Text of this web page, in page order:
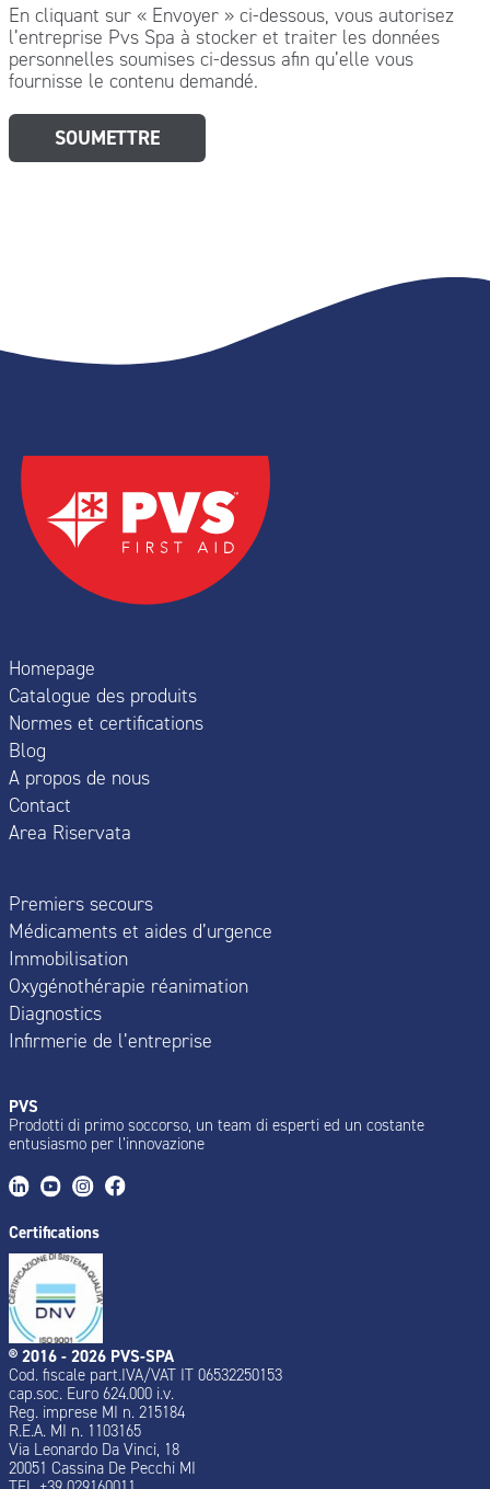
En cliquant sur « Envoyer » ci-dessous, vous autorisez
l’entreprise Pvs Spa à stocker et traiter les données
personnelles soumises ci-dessus afin qu’elle vous
fournisse le contenu demandé.
Homepage
Catalogue des produits
Normes et certifications
Blog
A propos de nous
Contact
Area Riservata
Premiers secours
Médicaments et aides d’urgence
Immobilisation
Oxygénothérapie réanimation
Diagnostics
Infirmerie de l’entreprise
PVS
Prodotti di primo soccorso, un team di esperti ed un costante
entusiasmo per l’innovazione
Certifications
® 2016 - 2026 PVS-SPA
Cod. fiscale part.IVA/VAT IT 06532250153
cap.soc. Euro 624.000 i.v.
Reg. imprese MI n. 215184
R.E.A. MI n. 1103165
Via Leonardo Da Vinci, 18
20051 Cassina De Pecchi MI